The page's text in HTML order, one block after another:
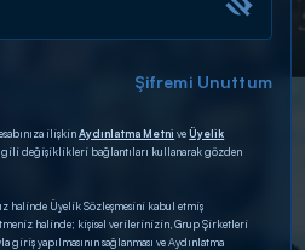
Şifremi Unuttum
ilişkinAydınlatma Metni veÜyelik
değişiklikleri bağlantıları kullanarak gözden
halinde Üyelik Sözleşmesini kabul etmiş
halinde; kişisel verilerinizin, Grup Şirketleri
giriş yapılmasının sağlanması ve Aydınlatma